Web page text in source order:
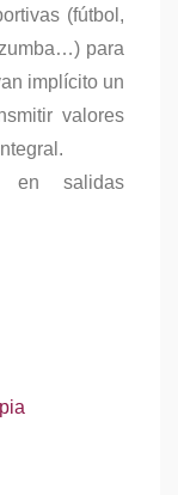
(fútbol,
para
implícito un
valores
en salidas